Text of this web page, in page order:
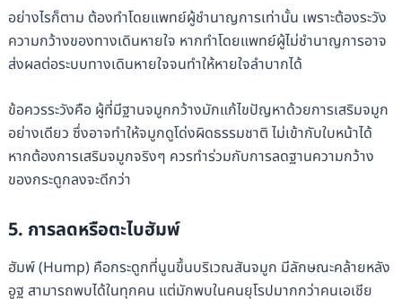
อย่างไรก็ตาม ต้องทำโดยแพทย์ผู้ชำนาญการเท่านั้น เพราะต้องระวัง
ความกว้างของทางเดินหายใจ หากทำโดยแพทย์ผู้ไม่ชำนาญการอาจ
ส่งผลต่อระบบทางเดินหายใจจนทำให้หายใจลำบากได้
ข้อควรระวังคือ ผู้ที่มีฐานจมูกกว้างมักแก้ไขปัญหาด้วยการเสริมจมูก
อย่างเดียว ซึ่งอาจทำให้จมูกดูโด่งผิดธรรมชาติ ไม่เข้ากับใบหน้าได้
หากต้องการเสริมจมูกจริงๆ ควรทำร่วมกับการลดฐานความกว้าง
ของกระดูกลงจะดีกว่า
5. การลดหรือตะไบฮัมพ์
ฮัมพ์ (Hump) คือกระดูกที่นูนขึ้นบริเวณสันจมูก มีลักษณะคล้ายหลัง
อูฐ สามารถพบได้ในทุกคน แต่มักพบในคนยุโรปมากกว่าคนเอเชีย